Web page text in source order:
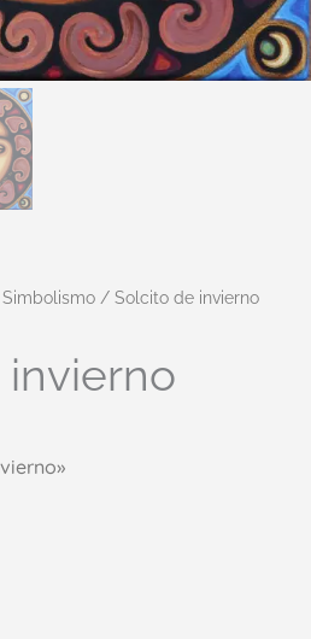
Simbolismo / Solcito de invierno